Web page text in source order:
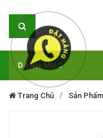
DANH MỤC
Trang Chủ Sản Phẩm